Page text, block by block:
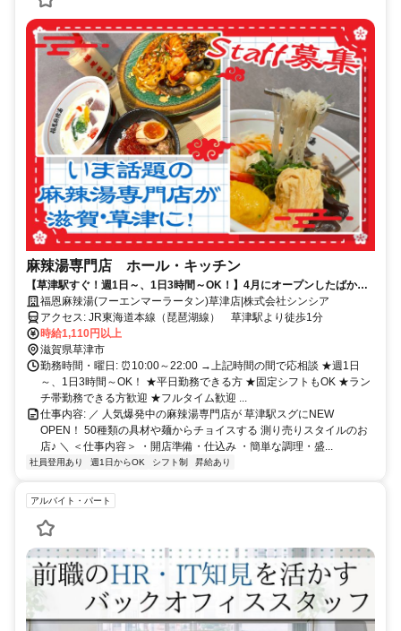
麻辣湯専門店 ホール・キッチン
【草津駅すぐ！週1日～、1日3時間～OK！】4月にオープンしたばかり
の新店★未経験OK！随時昇給！髪色・ネイル自由♪社員登用あり！
福恩麻辣湯(フーエンマーラータン)草津店|株式会社シンシア
アクセス: JR東海道本線（琵琶湖線） 草津駅より徒歩1分
時給1,110円以上
滋賀県草津市
勤務時間・曜日: ⏰10:00～22:00 →上記時間の間で応相談 ★週1日
～、1日3時間～OK！ ★平日勤務できる方 ★固定シフトもOK ★ラン
チ帯勤務できる方歓迎 ★フルタイム歓迎 ...
仕事内容: ／ 人気爆発中の麻辣湯専門店が 草津駅スグにNEW
OPEN！ 50種類の具材や麺からチョイスする 測り売りスタイルのお
店♪ ＼ ＜仕事内容＞ ・開店準備・仕込み ・簡単な調理・盛...
社員登用あり 週1日からOK シフト制 昇給あり
アルバイト・パート